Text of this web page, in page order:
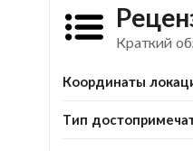
Краткий
Координаты
Тип